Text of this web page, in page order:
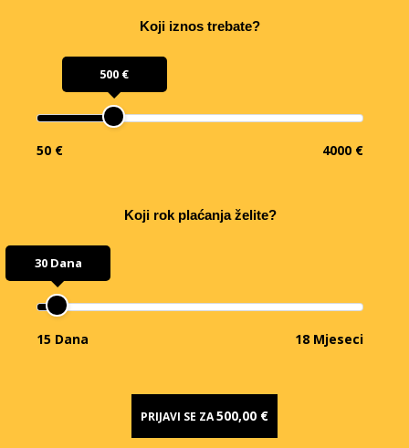
Koji iznos trebate?
500 €
50 € 4000 €
Koji rok plaćanja želite?
30 Dana
15 Dana 18 Mjeseci
PRIJAVI SE ZA500,00 €